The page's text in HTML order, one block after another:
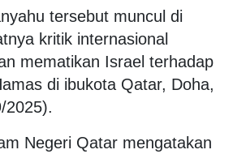
tersebut muncul di
kritik internasional
mematikan Israel terhadap
di ibukota Qatar, Doha,
2025).
Negeri Qatar mengatakan